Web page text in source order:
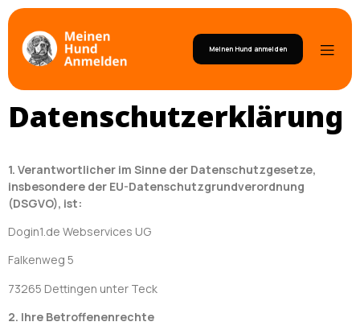
Meinen Hund anmelden
Datenschutzerklärung
1. Verantwortlicher im Sinne der Datenschutzgesetze,
insbesondere der EU-Datenschutzgrundverordnung
(DSGVO), ist:
Dogin1.de Webservices UG
Falkenweg 5
73265 Dettingen unter Teck
2. Ihre Betroffenenrechte